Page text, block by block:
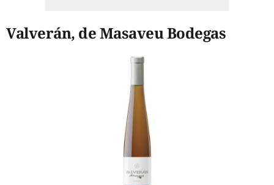
Valverán, de Masaveu Bodegas